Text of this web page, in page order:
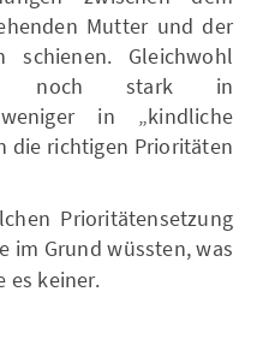
Mutter und der
schienen. Gleichwohl
noch stark in
in „kindliche
die richtigen Prioritäten
Prioritätensetzung
im Grund wüssten, was
es keiner.